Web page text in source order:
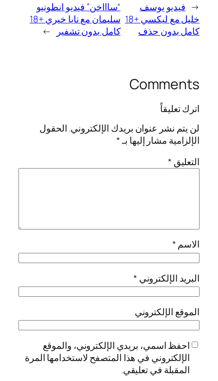
← فيديو يوسف
خليل مع ليكسي +18
كامل بدون حذف
“ساااخن” فيديو انطونيو
سليمان مع نايا خيري +18
كامل بدون تشفير
→
Comments
اترك تعليقاً
لن يتم نشر عنوان بريدك الإلكتروني.الحقول
الإلزامية مشار إليها بـ*
التعليق *
الاسم*
البريد الإلكتروني *
الموقع الإلكتروني
احفظ اسمي، بريدي الإلكتروني، والموقع
الإلكتروني في هذا المتصفح لاستخدامها المرة
المقبلة في تعليقي.